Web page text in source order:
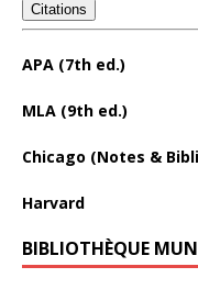
Citations
APA (7th ed.)
MLA (9th ed.)
Chicago (Notes &
Harvard
BIBLIOTHÈQUE